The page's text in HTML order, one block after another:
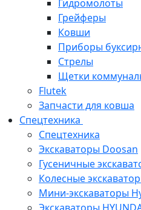
Гидромолоты
Грейферы
Ковши
Приборы
Стрелы
Щетки
Flutek
Запчасти для ковша
Спецтехника
Спецтехника
Экскаваторы Doosan
Гусеничные
Колесные
Мини-экскаваторы